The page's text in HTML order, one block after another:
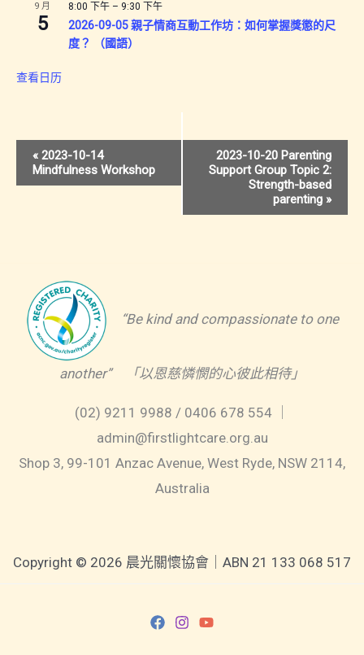
9 月
5
8:00 下午 – 9:30 下午
2026-09-05 親子情商互動工作坊：如何掌握獎懲的尺
度？ （國語）
查看日历
« 2023-10-14
Mindfulness Workshop
2023-10-20 Parenting
Support Group Topic 2:
Strength-based
parenting »
“Be kind and compassionate to one
another” 「以恩慈憐憫的心彼此相待」
(02) 9211 9988 / 0406 678 554 ｜
admin@firstlightcare.org.au
Shop 3, 99-101 Anzac Avenue, West Ryde, NSW 2114,
Australia
Copyright © 2026 晨光關懷協會｜ABN 21 133 068 517